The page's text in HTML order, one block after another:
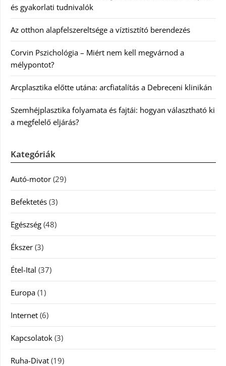
és gyakorlati tudnivalók
Az otthon alapfelszereltsége a víztisztító berendezés
Corvin Pszichológia – Miért nem kell megvárnod a
mélypontot?
Arcplasztika előtte utána: arcfiatalítás a Debreceni klinikán
Szemhéjplasztika folyamata és fajtái: hogyan választható ki
a megfelelő eljárás?
Kategóriák
Autó-motor (29)
Befektetés (3)
Egészség (48)
Ékszer (3)
Étel-Ital (37)
Europa (1)
Internet (6)
Kapcsolatok (3)
Ruha-Divat (19)